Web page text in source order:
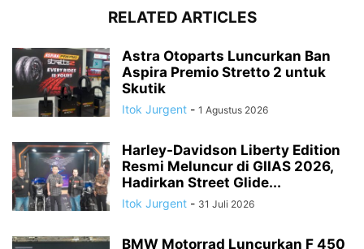
RELATED ARTICLES
Astra Otoparts Luncurkan Ban
Aspira Premio Stretto 2 untuk
Skutik
Itok Jurgent - 1 Agustus 2026
Harley-Davidson Liberty Edition
Resmi Meluncur di GIIAS 2026,
Hadirkan Street Glide...
Itok Jurgent - 31 Juli 2026
BMW Motorrad Luncurkan F 450